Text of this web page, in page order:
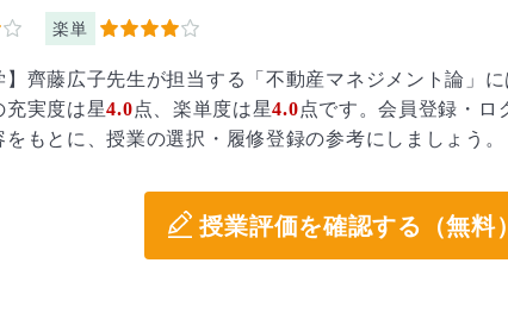
楽単 4
】齊藤広子先生が担当する「不動産マネジメント論」に
充実度は星4.0点、楽単度は星4.0点です。会員登録・ロ
をもとに、授業の選択・履修登録の参考にしましょう。
授業評価を確認する（無料）